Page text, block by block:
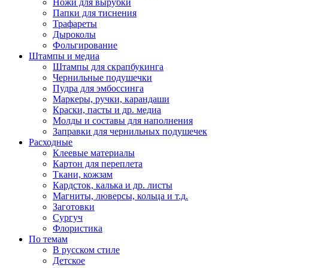
Ножи для вырубки
Папки для тиснения
Трафареты
Дыроколы
Фольгирование
Штампы и медиа
Штампы для скрапбукинга
Чернильные подушечки
Пудра для эмбоссинга
Маркеры, ручки, карандаши
Краски, пасты и др. медиа
Молды и составы для наполнения
Заправки для чернильных подушечек
Расходные
Клеевые материалы
Картон для переплета
Ткани, кожзам
Кардсток, калька и др. листы
Магниты, люверсы, кольца и т.д.
Заготовки
Сургуч
Флористика
По темам
В русском стиле
Детское